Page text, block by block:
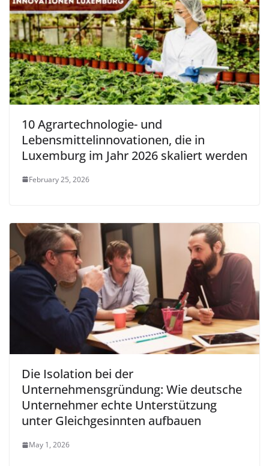
10 Agrartechnologie- und
Lebensmittelinnovationen, die in
Luxemburg im Jahr 2026 skaliert werden
February 25, 2026
Die Isolation bei der
Unternehmensgründung: Wie deutsche
Unternehmer echte Unterstützung
unter Gleichgesinnten aufbauen
May 1, 2026